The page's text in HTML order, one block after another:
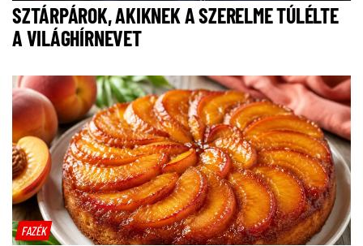
SZTÁRPÁROK, AKIKNEK A SZERELME TÚLÉLTE
A VILÁGHÍRNEVET
FAZÉK